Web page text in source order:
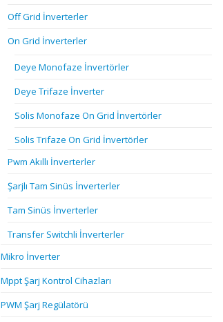
Off Grid İnverterler
On Grid İnverterler
Deye Monofaze İnvertörler
Deye Trifaze İnverter
Solis Monofaze On Grid İnvertörler
Solis Trifaze On Grid İnvertörler
Pwm Akıllı İnverterler
Şarjlı Tam Sinüs İnverterler
Tam Sinüs İnverterler
Transfer Switchli İnverterler
Mikro İnverter
Mppt Şarj Kontrol Cihazları
PWM Şarj Regülatörü